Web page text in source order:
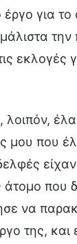
για το
την
εκλογές
λοιπόν,
μου που
άτομο που
να
της, και